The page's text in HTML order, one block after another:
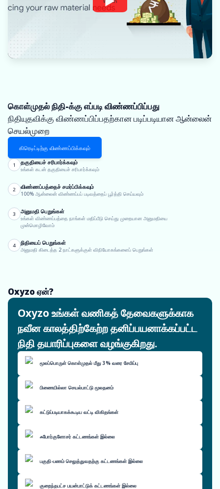
கொள்முதல் நிதி-க்கு எப்படி விண்ணப்பிப்பது
நிதியுதவிக்கு விண்ணப்பிப்பதற்கான படிப்படியான ஆன்லைன்
செயல்முறை
கிரெடிட்டிற்கு விண்ணப்பிக்கவும்
1 தகுதியைச் சரிபார்க்கவும்
உங்கள் கடன் தகுதியைச் சரிபார்க்கவும்
2 விண்ணப்பத்தைச் சமர்ப்பிக்கவும்
100% ஆன்லைன் விண்ணப்பப் படிவத்தைப் பூர்த்தி செய்யவும்
3 அனுமதி பெறுங்கள்
உங்கள் விண்ணப்பத்தை நாங்கள் மதிப்பீடு செய்து முறையான அனுமதியை
முன்மொழிவோம்
4 நிதியைப் பெறுங்கள்
அனுமதி கிடைத்த 2 நாட்களுக்குள் விநியோகங்களைப் பெறுங்கள்
Oxyzo ஏன்?
Oxyzo உங்கள் வணிகத் தேவைகளுக்காக
நவீன காலத்திற்கேற்ற தனிப்பயனாக்கப்பட்ட
நிதி தயாரிப்புகளை வழங்குகிறது.
மூலப்பொருள் கொள்முதல் மீது 3% வரை சேமிப்பு
பிணையில்லா செயல்பாட்டு மூலதனம்
கட்டுப்படியாகக்கூடிய வட்டி விகிதங்கள்
ஃபோர்குளோசர் கட்டணங்கள் இல்லை
பகுதி-பணம் செலுத்துவதற்கு கட்டணங்கள் இல்லை
குறைந்தபட்ச பயன்பாட்டுக் கட்டணங்கள் இல்லை